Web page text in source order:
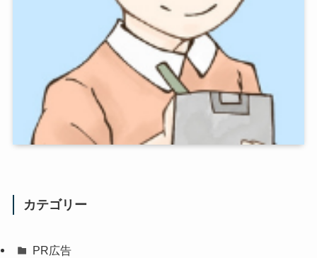
カテゴリー
PR広告